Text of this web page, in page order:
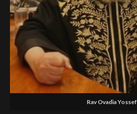
Rav Ovadia Yossef